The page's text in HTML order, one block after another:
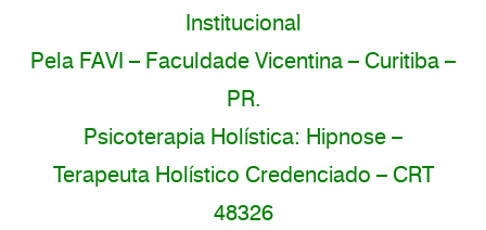
Institucional
Pela FAVI – Faculdade Vicentina – Curitiba –
PR.
Psicoterapia Holística: Hipnose –
Terapeuta Holístico Credenciado – CRT
48326